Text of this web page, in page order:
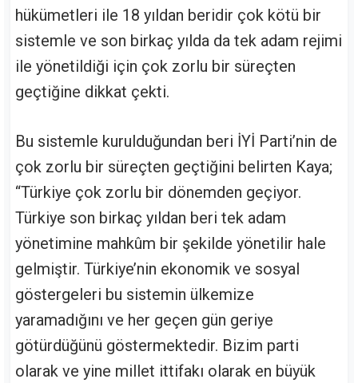
hükümetleri ile 18 yıldan beridir çok kötü bir
sistemle ve son birkaç yılda da tek adam rejimi
ile yönetildiği için çok zorlu bir süreçten
geçtiğine dikkat çekti.
Bu sistemle kurulduğundan beri İYİ Parti’nin de
çok zorlu bir süreçten geçtiğini belirten Kaya;
“Türkiye çok zorlu bir dönemden geçiyor.
Türkiye son birkaç yıldan beri tek adam
yönetimine mahkûm bir şekilde yönetilir hale
gelmiştir. Türkiye’nin ekonomik ve sosyal
göstergeleri bu sistemin ülkemize
yaramadığını ve her geçen gün geriye
götürdüğünü göstermektedir. Bizim parti
olarak ve yine millet ittifakı olarak en büyük